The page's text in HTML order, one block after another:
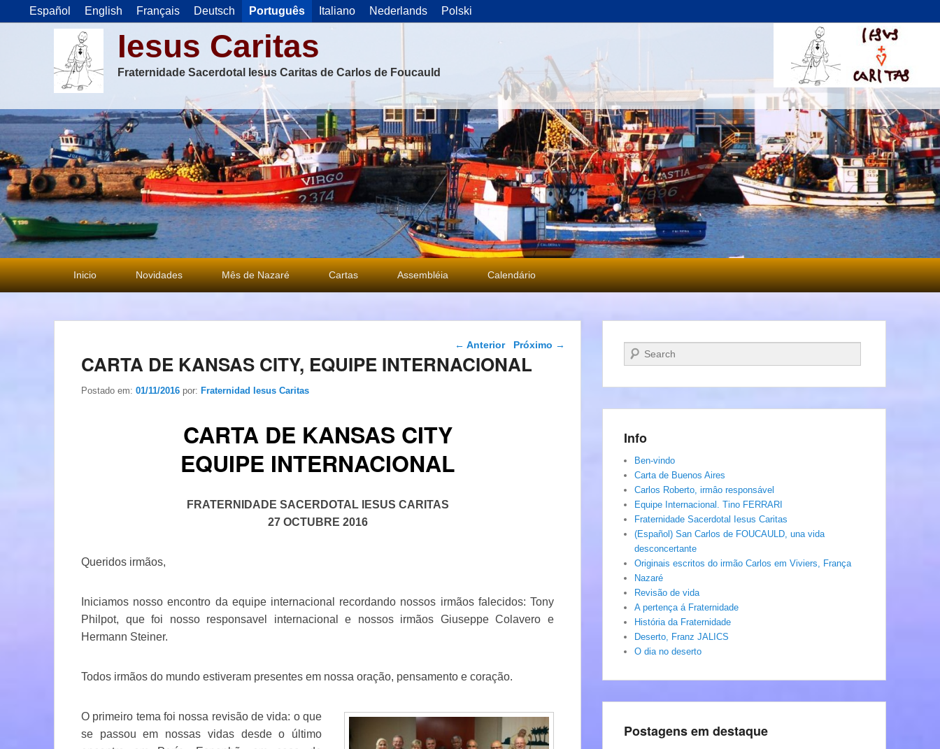
Español English Français Deutsch Português Italiano Nederlands Polski
Iesus Caritas
Fraternidade Sacerdotal Iesus Caritas de Carlos de Foucauld
Menu
principal
Inicio Novidades Mês de Nazaré Cartas Assembléia Calendário
Navegação das
postagens
← Anterior Próximo →
CARTA DE KANSAS CITY, EQUIPE INTERNACIONAL
Postado em: 01/11/2016 por: Fraternidad Iesus Caritas
CARTA DE KANSAS CITY
EQUIPE INTERNACIONAL
FRATERNIDADE SACERDOTAL IESUS CARITAS
27 OCTUBRE 2016
Queridos irmãos,
Iniciamos nosso encontro da equipe internacional recordando nossos irmãos falecidos: Tony
Philpot, que foi nosso responsavel internacional e nossos irmãos Giuseppe Colavero e
Hermann Steiner.
Todos irmãos do mundo estiveram presentes em nossa oração, pensamento e coração.
O primeiro tema foi nossa revisão de vida: o que
se passou em nossas vidas desde o último
Pesquisar…
Info
Ben-vindo
Carta de Buenos Aires
Carlos Roberto, irmâo responsável
Equipe Internacional. Tino FERRARI
Fraternidade Sacerdotal Iesus Caritas
(Español) San Carlos de FOUCAULD, una vida
desconcertante
Originais escritos do irmão Carlos em Viviers, França
Nazaré
Revisão de vida
A pertença á Fraternidade
História da Fraternidade
Deserto, Franz JALICS
O dia no deserto
Postagens em destaque